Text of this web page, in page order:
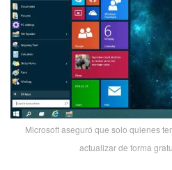
Microsoft aseguró que solo quienes
actualizar de forma